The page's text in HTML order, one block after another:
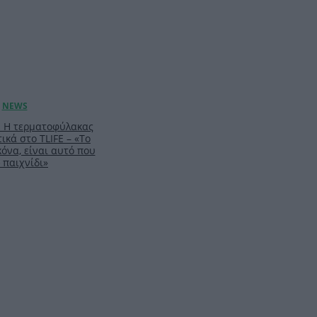
τερματοφύλακας
στο TLIFE – «Το
είναι αυτό που